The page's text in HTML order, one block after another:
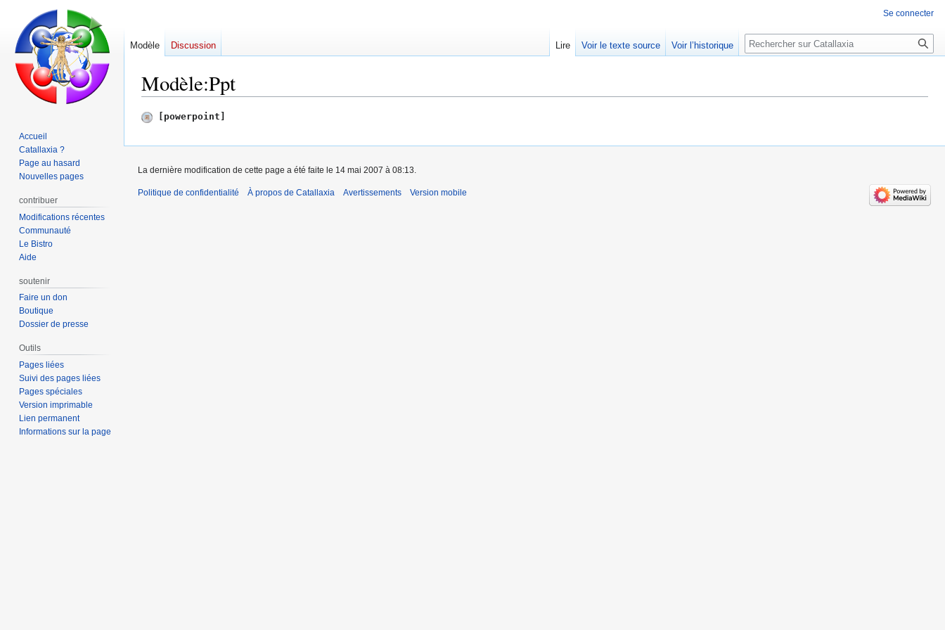
Modèle:Ppt
Aller
la
Aller
la
[powerpoint]
Se connecter
Modèle Discussion Lire Voir le texte source Voir l’historique Rechercher
Accueil
Catallaxia ?
Page au hasard
Nouvelles pages
contribuer
Modifications récentes
Communauté
Le Bistro
Aide
soutenir
Faire un don
Boutique
Dossier de presse
Outils
Pages liées
Suivi des pages liées
Pages spéciales
Version imprimable
Lien permanent
Informations sur la page
La dernière modification de cette page a été faite le 14 mai 2007 à 08:13.
Politique de confidentialité À propos de Catallaxia Avertissements Version mobile